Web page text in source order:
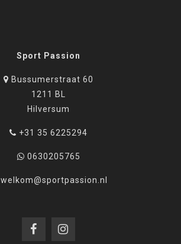
Sport Passion
Bussumerstraat 60
1211 BL
Hilversum
+31 35 6225294
0630205765
welkom@sportpassion.nl